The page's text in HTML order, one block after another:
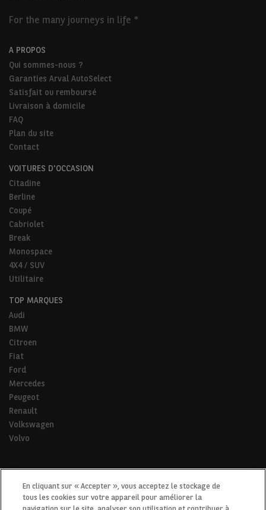
For the many journeys in life *
A PROPOS
Qui sommes-nous ?
Garanties Arval AutoSelect
Satisfait ou remboursé
Livraison à domicile
FAQ
Plan du site
Contact
VOITURES D'OCCASION
Citadine
Berline
Coupé
Cabriolet
Break
Monospace
4X4 / SUV
Utilitaire
TOP MARQUES
Audi
BMW
Citroen
Fiat
Ford
Mercedes
Peugeot
Renault
Volkswagen
Volvo
* Pour tous les trajets de la vie.
En cliquant sur « Accepter », vous acceptez le stockage de
tous les cookies sur votre appareil pour améliorer la